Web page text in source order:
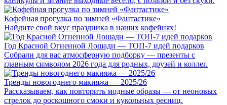
Кофейная прогулка по зимней «Фантастике»
Найдите свой вкус праздника в наших кофейнях!
Год Красной Огненной Лошади — ТОП-7 идей подарков
Собрали для вас атмосферную подборку — презенты с
главным символом 2026 года для родных, друзей и коллег.
Тренды новогоднего макияжа — 2025/26
Рассказываем, как повторить модные образы — от неоновых
стрелок до роскошного смоки и кукольных ресниц.